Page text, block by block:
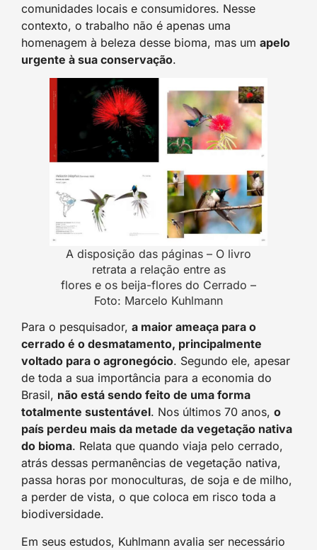
comunidades locais e consumidores. Nesse
contexto, o trabalho não é apenas uma
homenagem à beleza desse bioma, mas um apelo
urgente à sua conservação.
A disposição das páginas – O livro
retrata a relação entre as
flores e os beija-flores do Cerrado –
Foto: Marcelo Kuhlmann
Para o pesquisador, a maior ameaça para o
cerrado é o desmatamento, principalmente
voltado para o agronegócio. Segundo ele, apesar
de toda a sua importância para a economia do
Brasil, não está sendo feito de uma forma
totalmente sustentável. Nos últimos 70 anos, o
país perdeu mais da metade da vegetação nativa
do bioma. Relata que quando viaja pelo cerrado,
atrás dessas permanências de vegetação nativa,
passa horas por monoculturas, de soja e de milho,
a perder de vista, o que coloca em risco toda a
biodiversidade.
Em seus estudos, Kuhlmann avalia ser necessário